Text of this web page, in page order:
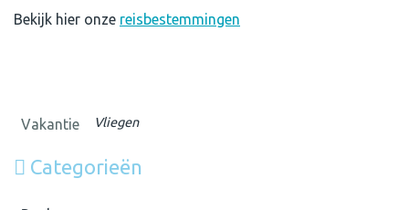
Bekijk hier onze reisbestemmingen
Vakantie Vliegen
Categorieën